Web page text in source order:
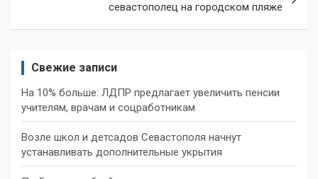
севастополец на городском пляже
Свежие записи
На 10% больше: ЛДПР предлагает увеличить пенсии
учителям, врачам и соцработникам
Возле школ и детсадов Севастополя начнут
устанавливать дополнительные укрытия